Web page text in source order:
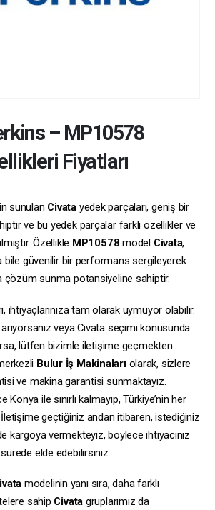
– MP10578
Fiyatları
sunulan Civata yedek parçaları, geniş bir
ve bu yedek parçalar farklı özellikler ve
Özellikle MP10578 model Civata,
bile güvenilir bir performans sergileyerek
çözüm sunma potansiyeline sahiptir.
ihtiyaçlarınıza tam olarak uymuyor olabilir.
veya Civata seçimi konusunda
lütfen bizimle iletişime geçmekten
Bulur İş Makinalarıolarak, sizlere
ve makina garantisi sunmaktayız.
ile sınırlı kalmayıp, Türkiye’nin her
geçtiğiniz andan itibaren, istediğiniz
kargoya vermekteyiz, böylece ihtiyacınız
elde edebilirsiniz.
modelinin yanı sıra, daha farklı
sahip Civata gruplarımız da